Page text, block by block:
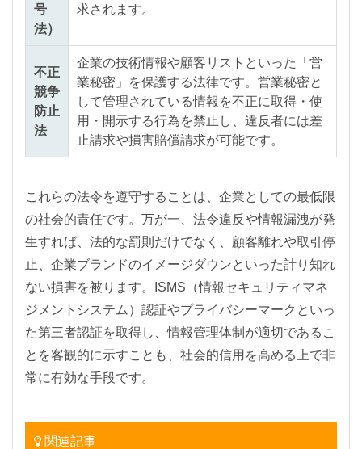
号
法）
求されます。
不正
競争
防止
法
企業の技術情報や顧客リストといった「営
業秘密」を保護する法律です。営業秘密と
して管理されている情報を不正に取得・使
用・開示する行為を禁止し、違反者には差
止請求や損害賠償請求が可能です。
これらの法令を遵守することは、企業としての最低限
の社会的責任です。万が一、法令違反や情報漏洩が発
生すれば、法的な罰則だけでなく、顧客離れや取引停
止、企業ブランドのイメージダウンといった計り知れ
ない損害を被ります。ISMS（情報セキュリティマネ
ジメントシステム）認証やプライバシーマークといっ
た第三者認証を取得し、情報管理体制が適切であるこ
とを客観的に示すことも、社会的信用を高める上で非
常に有効な手段です。
関連記事